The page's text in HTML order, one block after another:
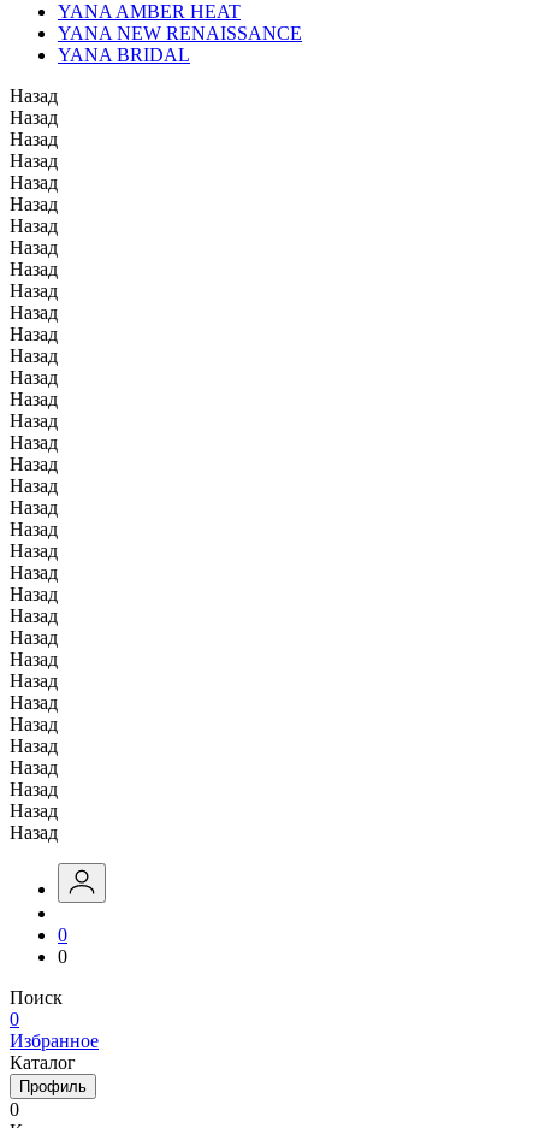
YANA AMBER HEAT
YANA NEW RENAISSANCE
YANA BRIDAL
Назад
Назад
Назад
Назад
Назад
Назад
Назад
Назад
Назад
Назад
Назад
Назад
Назад
Назад
Назад
Назад
Назад
Назад
Назад
Назад
Назад
Назад
Назад
Назад
Назад
Назад
Назад
Назад
Назад
Назад
Назад
Назад
Назад
Назад
Назад
0
0
Поиск
0
Избранное
Каталог
Профиль
0